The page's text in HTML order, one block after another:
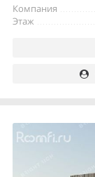
Компания
Этаж